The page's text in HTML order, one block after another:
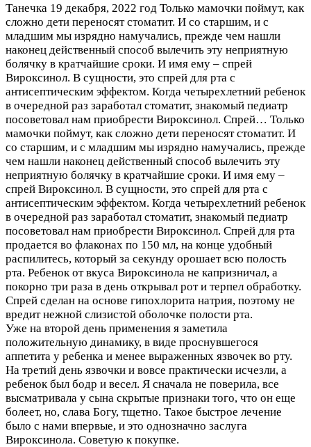
Танечка 19 декабря, 2022 год Только мамочки поймут, как
сложно дети переносят стоматит. И со старшим, и с
младшим мы изрядно намучались, прежде чем нашли
наконец действенный способ вылечить эту неприятную
болячку в кратчайшие сроки. И имя ему – спрей
Вироксинол. В сущности, это спрей для рта с
антисептическим эффектом. Когда четырехлетний ребенок
в очередной раз заработал стоматит, знакомый педиатр
посоветовал нам приобрести Вироксинол. Спрей… Только
мамочки поймут, как сложно дети переносят стоматит. И
со старшим, и с младшим мы изрядно намучались, прежде
чем нашли наконец действенный способ вылечить эту
неприятную болячку в кратчайшие сроки. И имя ему –
спрей Вироксинол. В сущности, это спрей для рта с
антисептическим эффектом. Когда четырехлетний ребенок
в очередной раз заработал стоматит, знакомый педиатр
посоветовал нам приобрести Вироксинол. Спрей для рта
продается во флаконах по 150 мл, на конце удобный
распилитесь, который за секунду орошает всю полость
рта. Ребенок от вкуса Вироксинола не капризничал, а
покорно три раза в день открывал рот и терпел обработку.
Спрей сделан на основе гипохлорита натрия, поэтому не
вредит нежной слизистой оболочке полости рта.
Уже на второй день применения я заметила
положительную динамику, в виде проснувшегося
аппетита у ребенка и менее выраженных язвочек во рту.
На третий день язвочки и вовсе практически исчезли, а
ребенок был бодр и весел. Я сначала не поверила, все
высматривала у сына скрытые признаки того, что он еще
болеет, но, слава Богу, тщетно. Такое быстрое лечение
было с нами впервые, и это однозначно заслуга
Вироксинола. Советую к покупке.